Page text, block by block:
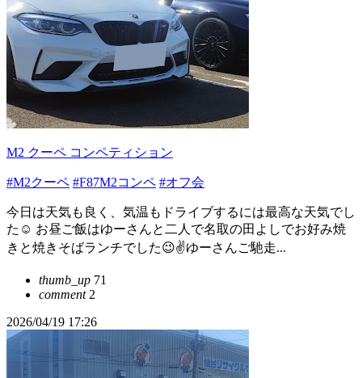
M2 クーペ コンペティション
#M2クーペ #F87M2コンペ #オフ会
今日は天気も良く、気温もドライブするには最高な天気でし
た☺️ お昼ご飯はゆーさんと二人で名取の田よしでお好み焼
きと焼きそばランチでした😉✌️ゆーさんご馳走...
thumb_up 71
comment2
2026/04/19 17:26